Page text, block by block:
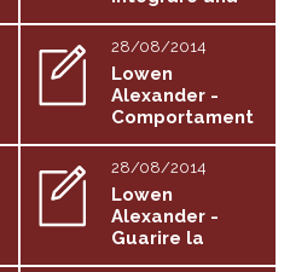
psicologia...
28/08/2014
Lowen
Alexander -
Comportament
o psicopatico
e...
28/08/2014
Lowen
Alexander -
Guarire la
separazione...